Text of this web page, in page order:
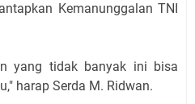
Kemanunggalan TNI
yang tidak banyak ini bisa
harap Serda M. Ridwan.